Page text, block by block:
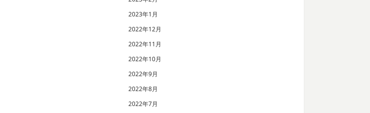
2023年1月
2022年12月
2022年11月
2022年10月
2022年9月
2022年8月
2022年7月